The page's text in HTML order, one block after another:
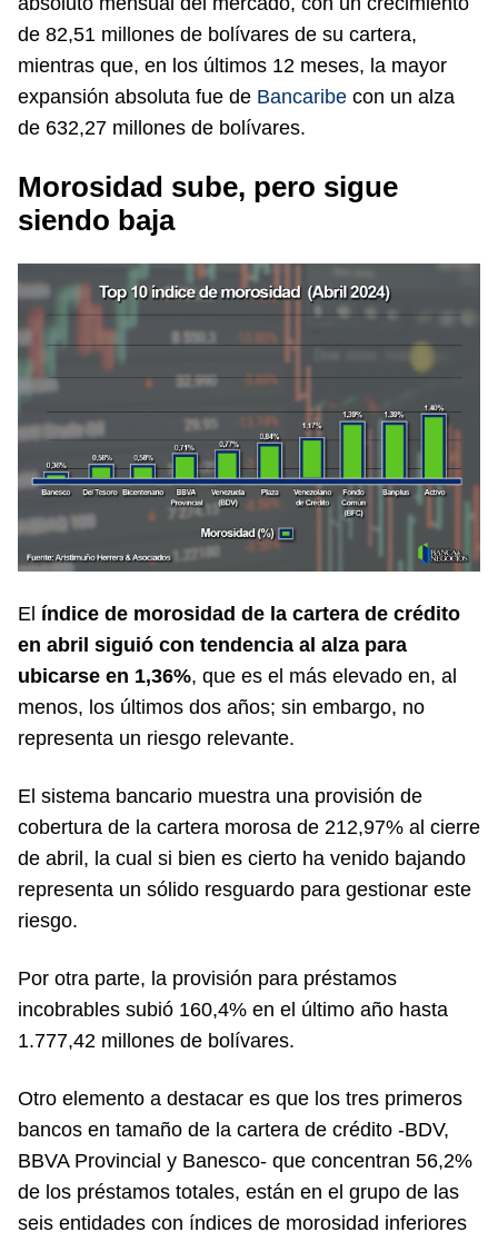
de 82,51 millones de bolívares de su cartera,
mientras que, en los últimos 12 meses, la mayor
expansión absoluta fue de Bancaribe con un alza
de 632,27 millones de bolívares.
Morosidad sube, pero sigue
siendo baja
El índice de morosidad de la cartera de crédito
en abril siguió con tendencia al alza para
ubicarse en 1,36%, que es el más elevado en, al
menos, los últimos dos años; sin embargo, no
representa un riesgo relevante.
El sistema bancario muestra una provisión de
cobertura de la cartera morosa de 212,97% al cierre
de abril, la cual si bien es cierto ha venido bajando
representa un sólido resguardo para gestionar este
riesgo.
Por otra parte, la provisión para préstamos
incobrables subió 160,4% en el último año hasta
1.777,42 millones de bolívares.
Otro elemento a destacar es que los tres primeros
bancos en tamaño de la cartera de crédito -BDV,
BBVA Provincial y Banesco- que concentran 56,2%
de los préstamos totales, están en el grupo de las
seis entidades con índices de morosidad inferiores